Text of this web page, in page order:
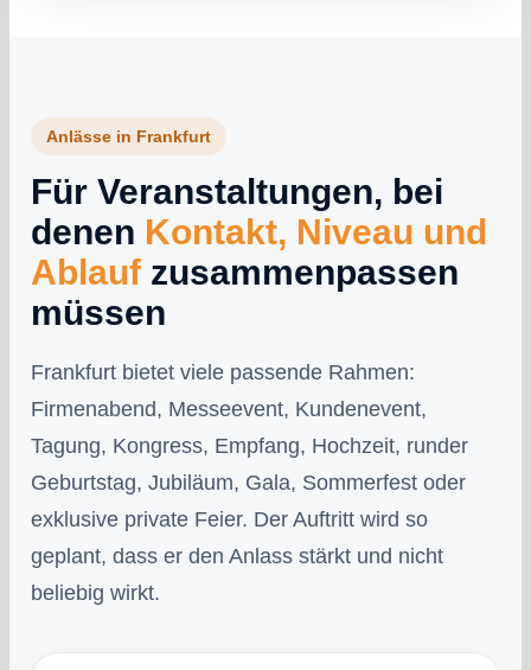
Anlässe in Frankfurt
Für Veranstaltungen, bei
denen Kontakt, Niveau und
Ablauf zusammenpassen
müssen
Frankfurt bietet viele passende Rahmen:
Firmenabend, Messeevent, Kundenevent,
Tagung, Kongress, Empfang, Hochzeit, runder
Geburtstag, Jubiläum, Gala, Sommerfest oder
exklusive private Feier. Der Auftritt wird so
geplant, dass er den Anlass stärkt und nicht
beliebig wirkt.